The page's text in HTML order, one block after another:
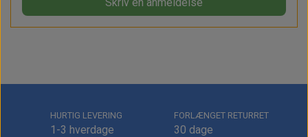
HURTIG LEVERING
1-3 hverdage
FORLÆNGET RETURRET
30 dage